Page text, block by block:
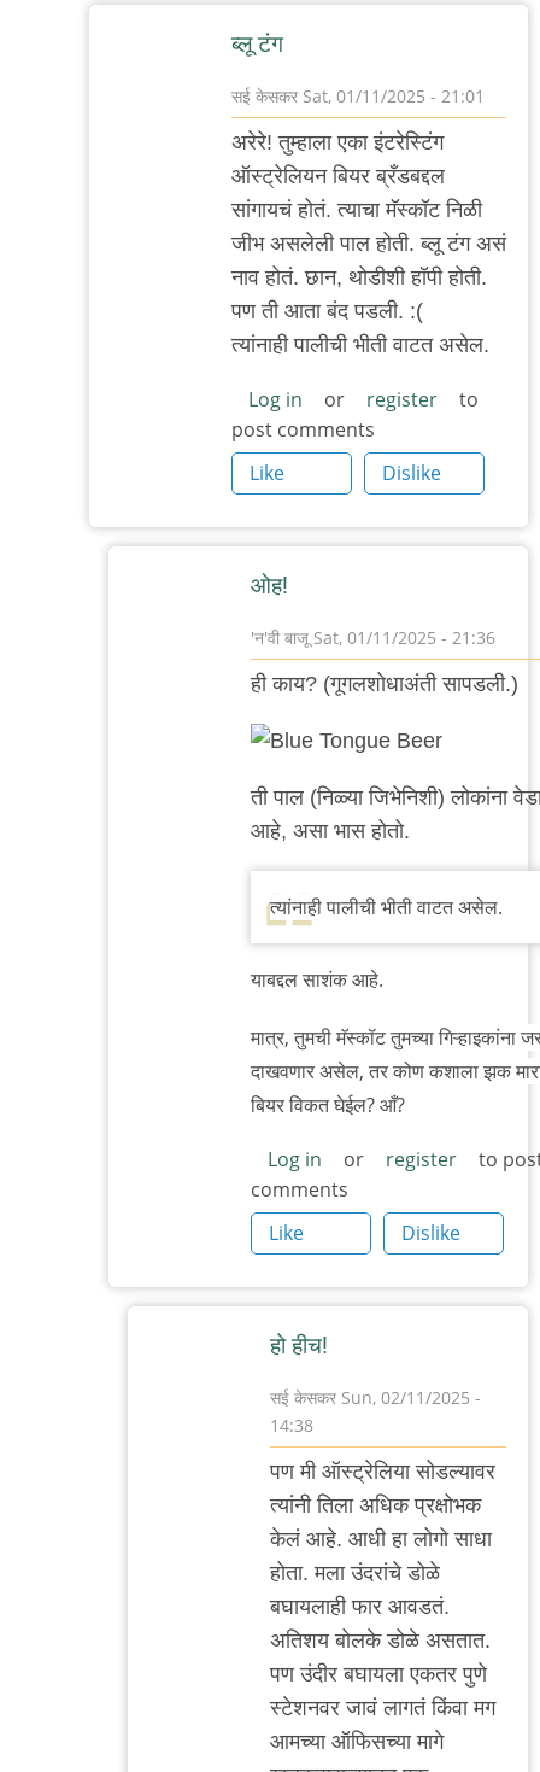
ब्लू टंग
सई केसकर Sat, 01/11/2025 - 21:01
In
reply
to
बाजू
अरेरे! तुम्हाला एका इंटरेस्टिंग
ऑस्ट्रेलियन बियर ब्रँडबद्दल
सांगायचं होतं. त्याचा मॅस्कॉट निळी
जीभ असलेली पाल होती. ब्लू टंग असं
नाव होतं. छान, थोडीशी हॉपी होती.
पण ती आता बंद पडली. :(
त्यांनाही पालीची भीती वाटत असेल.
Log in or register
to
post comments
Like
Dislike
ओह!
'न'वी बाजूSat, 01/11/2025 - 21:36
In
reply
to
टंग
by
सई
केसकर
ही काय? (गूगलशोधाअंती सापडली.)
ती पाल (निळ्या जिभेनिशी) लोकांना
आहे, असा भास होतो.
त्यांनाही पालीची भीती वाटत असेल.
याबद्दल साशंक आहे.
मात्र, तुमची मॅस्कॉट तुमच्या गिऱ्हाइकांना
दाखवणार असेल, तर कोण कशाला झक
बियर विकत घेईल? आँ?
Log in or register
to
comments
Like
Dislike
हो हीच!
सई केसकर Sun, 02/11/2025 -
14:38
In
reply
to
ओह!
by
'न'वी
पण मी ऑस्ट्रेलिया सोडल्यावर
त्यांनी तिला अधिक प्रक्षोभक
केलं आहे. आधी हा लोगो साधा
होता. मला उंदरांचे डोळे
बघायलाही फार आवडतं.
अतिशय बोलके डोळे असतात.
पण उंदीर बघायला एकतर पुणे
स्टेशनवर जावं लागतं किंवा मग
आमच्या ऑफिसच्या मागे